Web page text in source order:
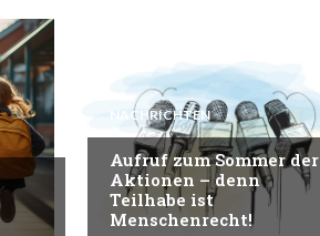
NACHRICHTEN
Aufruf zum Sommer der
Aktionen – denn
Teilhabe ist
Menschenrecht!